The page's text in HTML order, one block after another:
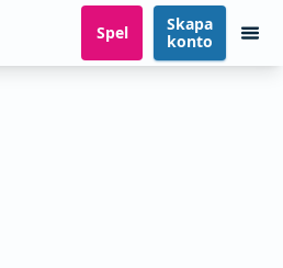
Spel
Skapa
konto